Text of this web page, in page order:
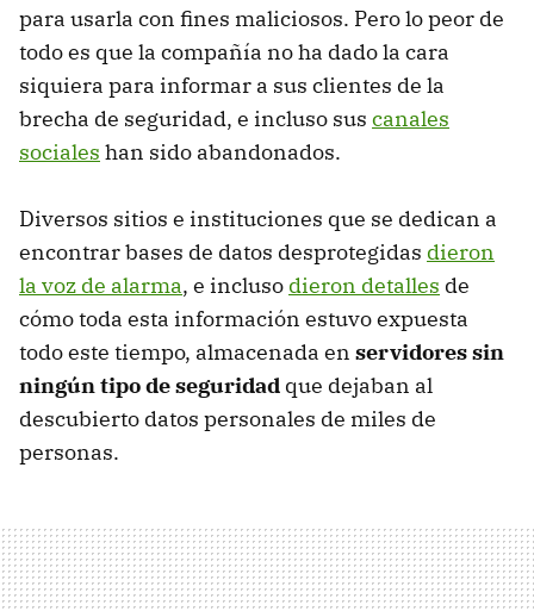
para usarla con fines maliciosos. Pero lo peor de
todo es que la compañía no ha dado la cara
siquiera para informar a sus clientes de la
brecha de seguridad, e incluso sus canales
sociales han sido abandonados.
Diversos sitios e instituciones que se dedican a
encontrar bases de datos desprotegidas dieron
la voz de alarma, e incluso dieron detalles de
cómo toda esta información estuvo expuesta
todo este tiempo, almacenada en servidores sin
ningún tipo de seguridad que dejaban al
descubierto datos personales de miles de
personas.